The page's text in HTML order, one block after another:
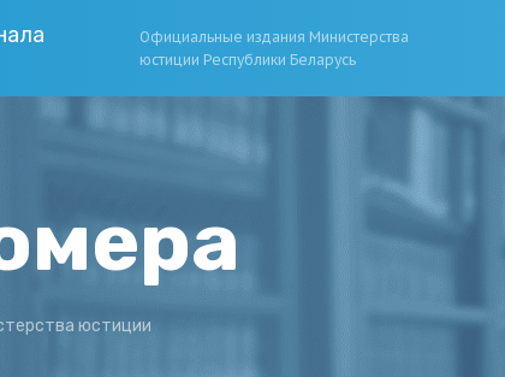
Официальные издания Министерства
юстиции Республики Беларусь
юстиции